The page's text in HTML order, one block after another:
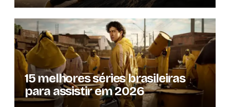
15 melhores séries brasileiras
para assistir em 2026